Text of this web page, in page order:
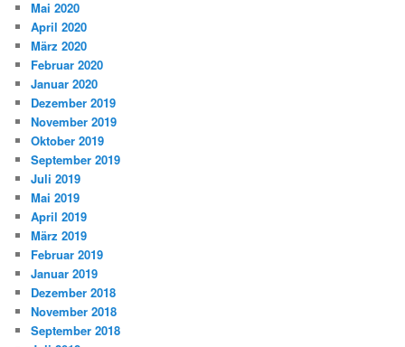
Mai 2020
April 2020
März 2020
Februar 2020
Januar 2020
Dezember 2019
November 2019
Oktober 2019
September 2019
Juli 2019
Mai 2019
April 2019
März 2019
Februar 2019
Januar 2019
Dezember 2018
November 2018
September 2018